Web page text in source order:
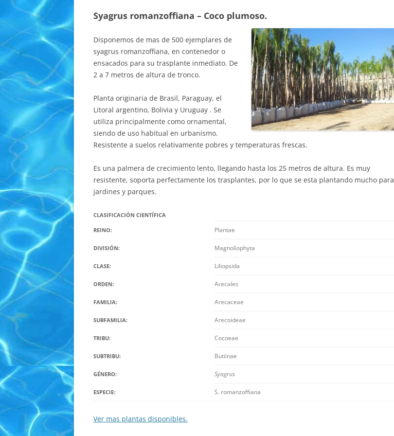
Syagrus romanzoffiana – Coco plumoso.
Disponemos de mas de 500 ejemplares de
syagrus romanzoffiana, en contenedor o
ensacados para su trasplante inmediato. De
2 a 7 metros de altura de tronco.
Planta originaria de Brasil, Paraguay, el
Litoral argentino, Bolivia y Uruguay . Se
utiliza principalmente como ornamental,
siendo de uso habitual en urbanismo.
Resistente a suelos relativamente pobres y temperaturas frescas.
Es una palmera de crecimiento lento, llegando hasta los 25 metros de altura. Es muy
resistente, soporta perfectamente los trasplantes, por lo que se esta plantando mucho para
jardines y parques.
CLASIFICACIÓN CIENTÍFICA
REINO: Plantae
DIVISIÓN: Magnoliophyta
CLASE: Liliopsida
ORDEN: Arecales
FAMILIA: Arecaceae
SUBFAMILIA: Arecoideae
TRIBU: Cocoeae
SUBTRIBU: Butiinae
GÉNERO: Syagrus
ESPECIE: S. romanzoffiana
Ver mas plantas disponibles.